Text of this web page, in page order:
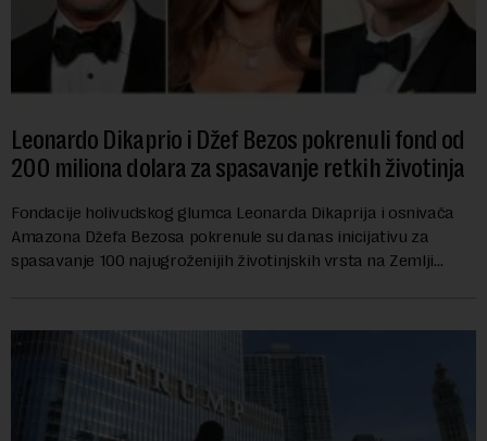
Leonardo Dikaprio i Džef Bezos pokrenuli fond od
200 miliona dolara za spasavanje retkih životinja
Fondacije holivudskog glumca Leonarda Dikaprija i osnivača
Amazona Džefa Bezosa pokrenule su danas inicijativu za
spasavanje 100 najugroženijih životinjskih vrsta na Zemlji